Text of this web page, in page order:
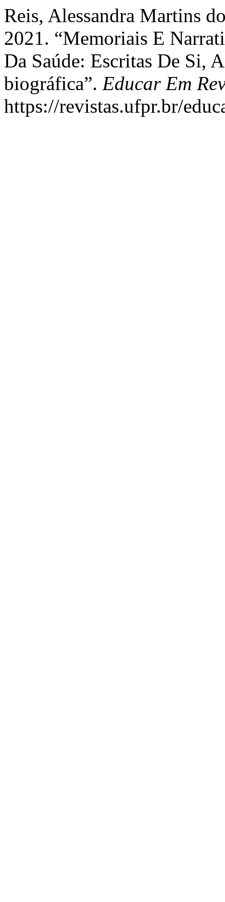
Reis, Alessandra Martins
2021. “Memoriais E
Da Saúde: Escritas De Si,
biográfica”. Educar Em
https://revistas.ufpr.br/